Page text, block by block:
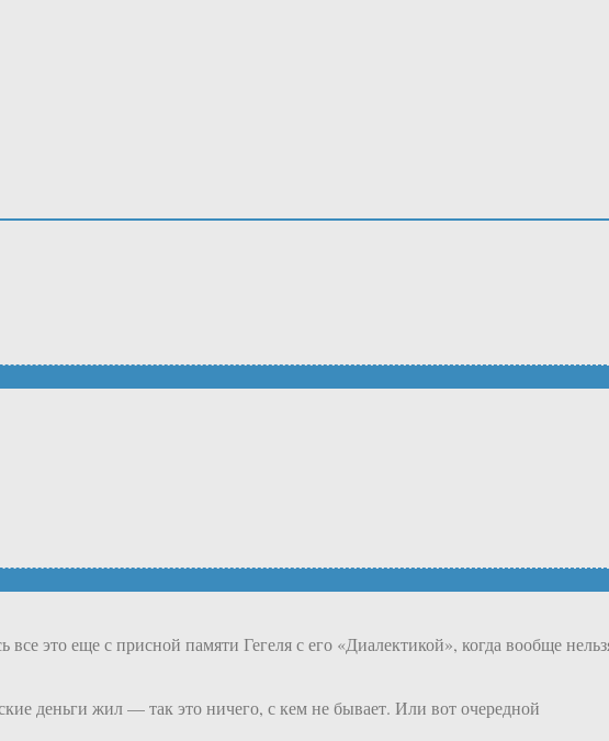
это еще с присной памяти Гегеля с его «Диалектикой», когда вообще
деньги жил — так это ничего, с кем не бывает. Или вот очередной